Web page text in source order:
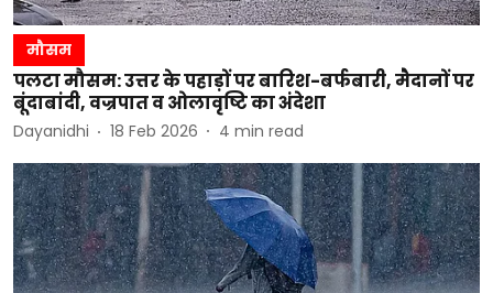
मौसम
पलटा मौसम: उत्तर के पहाड़ों पर बारिश-बर्फबारी, मैदानों पर
बूंदाबांदी, वज्रपात व ओलावृष्टि का अंदेशा
Dayanidhi 18 Feb 2026 4 min read